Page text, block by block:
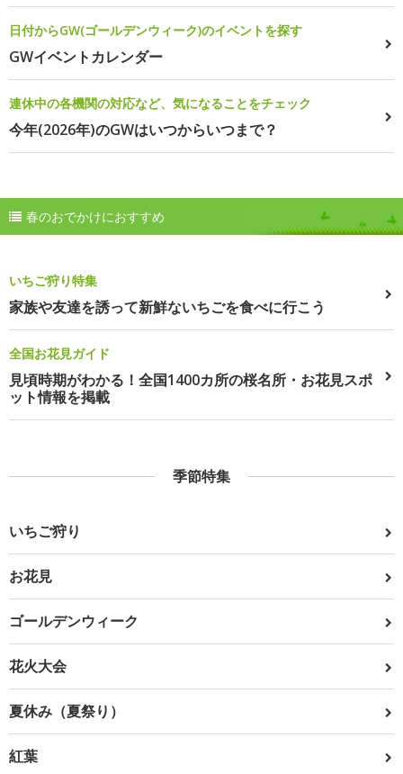
日付からGW(ゴールデンウィーク)のイベントを探す
GWイベントカレンダー
連休中の各機関の対応など、気になることをチェック
今年(2026年)のGWはいつからいつまで？
春のおでかけにおすすめ
いちご狩り特集
家族や友達を誘って新鮮ないちごを食べに行こう
全国お花見ガイド
見頃時期がわかる！全国1400カ所の桜名所・お花見スポ
ット情報を掲載
季節特集
いちご狩り
お花見
ゴールデンウィーク
花火大会
夏休み（夏祭り）
紅葉